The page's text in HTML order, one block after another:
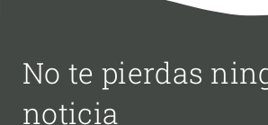
No te pierdas
noticia